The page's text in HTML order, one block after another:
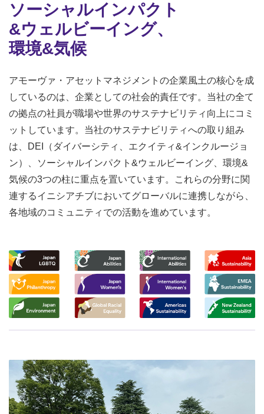
ソーシャルインパクト
&ウェルビーイング、
環境&気候
アモーヴァ・アセットマネジメントの企業風土の核心を成
しているのは、企業としての社会的責任です。当社の全て
の拠点の社員が職場や世界のサステナビリティ向上にコミ
ットしています。当社のサステナビリティへの取り組み
は、DEI（ダイバーシティ、エクイティ&インクルージョ
ン）、ソーシャルインパクト&ウェルビーイング、環境&
気候の3つの柱に重点を置いています。これらの分野に関
連するイニシアチブにおいてグローバルに連携しながら、
各地域のコミュニティでの活動を進めています。